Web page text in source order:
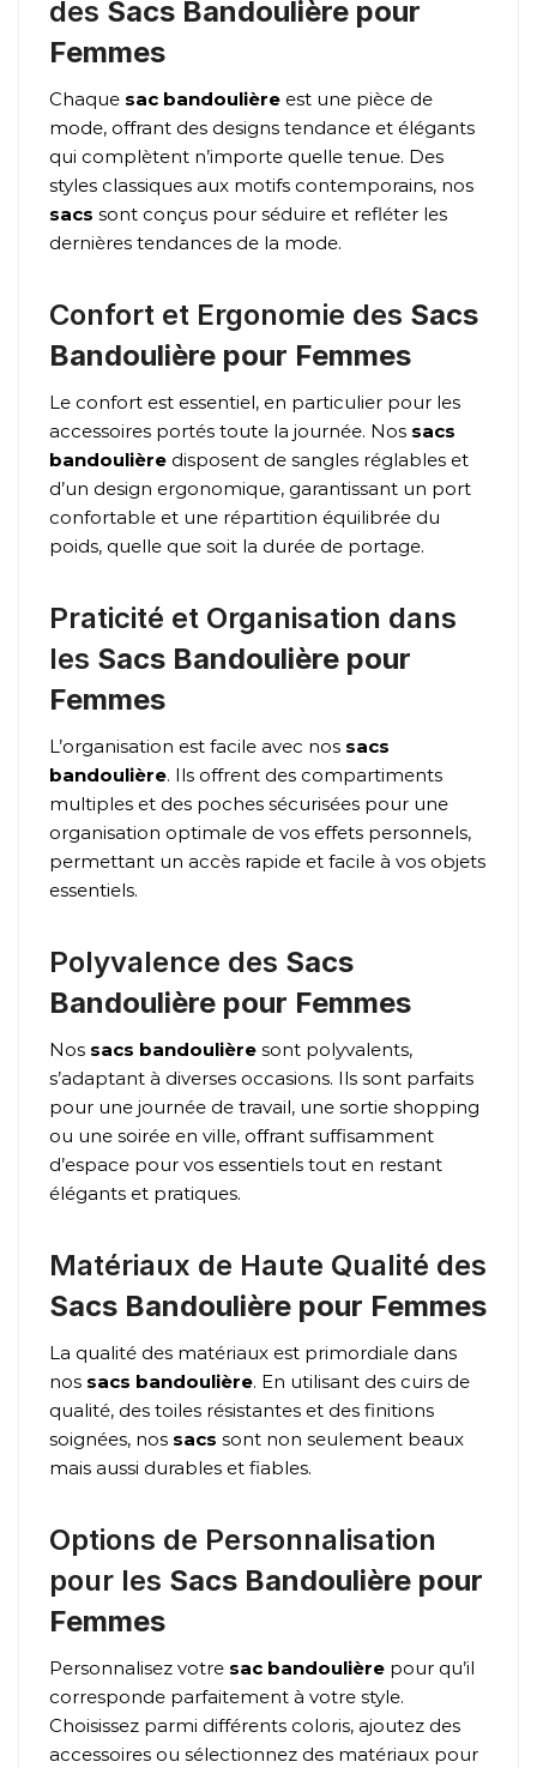
des Sacs Bandoulière pour
Femmes
Chaque sac bandoulière est une pièce de
mode, offrant des designs tendance et élégants
qui complètent n’importe quelle tenue. Des
styles classiques aux motifs contemporains, nos
sacs sont conçus pour séduire et refléter les
dernières tendances de la mode.
Confort et Ergonomie des Sacs
Bandoulière pour Femmes
Le confort est essentiel, en particulier pour les
accessoires portés toute la journée. Nos sacs
bandoulière disposent de sangles réglables et
d’un design ergonomique, garantissant un port
confortable et une répartition équilibrée du
poids, quelle que soit la durée de portage.
Praticité et Organisation dans
les Sacs Bandoulière pour
Femmes
L’organisation est facile avec nos sacs
bandoulière. Ils offrent des compartiments
multiples et des poches sécurisées pour une
organisation optimale de vos effets personnels,
permettant un accès rapide et facile à vos objets
essentiels.
Polyvalence des Sacs
Bandoulière pour Femmes
Nos sacs bandoulière sont polyvalents,
s’adaptant à diverses occasions. Ils sont parfaits
pour une journée de travail, une sortie shopping
ou une soirée en ville, offrant suffisamment
d’espace pour vos essentiels tout en restant
élégants et pratiques.
Matériaux de Haute Qualité des
Sacs Bandoulière pour Femmes
La qualité des matériaux est primordiale dans
nos sacs bandoulière. En utilisant des cuirs de
qualité, des toiles résistantes et des finitions
soignées, nos sacs sont non seulement beaux
mais aussi durables et fiables.
Options de Personnalisation
pour les Sacs Bandoulière pour
Femmes
Personnalisez votre sac bandoulière pour qu’il
corresponde parfaitement à votre style.
Choisissez parmi différents coloris, ajoutez des
accessoires ou sélectionnez des matériaux pour